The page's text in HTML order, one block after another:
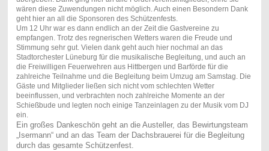
wären diese Zuwendungen nicht möglich. Auch einen Besondern Dank
geht hier an all die Sponsoren des Schützenfests.
Um 12 Uhr war es dann endlich an der Zeit die Gastvereine zu
empfangen. Trotz des regnerischen Wetters waren die Freude und
Stimmung sehr gut. Vielen dank geht auch hier nochmal an das
Stadtorchester Lüneburg für die musikalische Begleitung, und auch an
die Freiwilligen Feuerwehren aus Hittbergen und Barförde für die
zahlreiche Teilnahme und die Begleitung beim Umzug am Samstag. Die
Gäste und Mitglieder ließen sich nicht vom schlechten Wetter
beeinflussen, und verbrachten noch zahlreiche Momente an der
Schießbude und legten noch einige Tanzeinlagen zu der Musik vom DJ
ein.
Ein großes Dankeschön geht an die Austeller, das Bewirtungsteam
„Isermann“ und an das Team der Dachsbrauerei für die Begleitung
durch das gesamte Schützenfest.